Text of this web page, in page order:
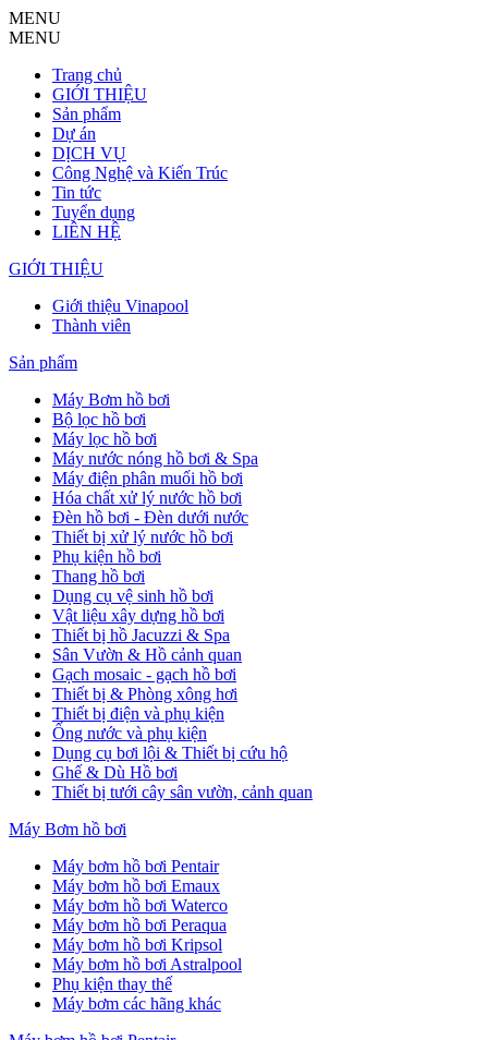
MENU
MENU
Trang chủ
GIỚI THIỆU
Sản phẩm
Dự án
DỊCH VỤ
Công Nghệ và Kiến Trúc
Tin tức
Tuyển dụng
LIÊN HỆ
GIỚI THIỆU
Giới thiệu Vinapool
Thành viên
Sản phẩm
Máy Bơm hồ bơi
Bộ lọc hồ bơi
Máy lọc hồ bơi
Máy nước nóng hồ bơi & Spa
Máy điện phân muối hồ bơi
Hóa chất xử lý nước hồ bơi
Đèn hồ bơi - Đèn dưới nước
Thiết bị xử lý nước hồ bơi
Phụ kiện hồ bơi
Thang hồ bơi
Dụng cụ vệ sinh hồ bơi
Vật liệu xây dựng hồ bơi
Thiết bị hồ Jacuzzi & Spa
Sân Vườn & Hồ cảnh quan
Gạch mosaic - gạch hồ bơi
Thiết bị & Phòng xông hơi
Thiết bị điện và phụ kiện
Ống nước và phụ kiện
Dụng cụ bơi lội & Thiết bị cứu hộ
Ghế & Dù Hồ bơi
Thiết bị tưới cây sân vườn, cảnh quan
Máy Bơm hồ bơi
Máy bơm hồ bơi Pentair
Máy bơm hồ bơi Emaux
Máy bơm hồ bơi Waterco
Máy bơm hồ bơi Peraqua
Máy bơm hồ bơi Kripsol
Máy bơm hồ bơi Astralpool
Phụ kiện thay thế
Máy bơm các hãng khác